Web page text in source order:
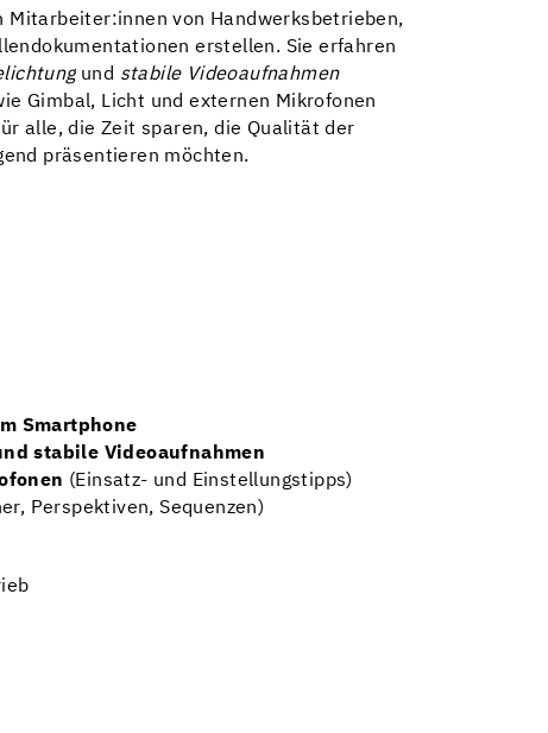
Mitarbeiter:innen von Handwerksbetrieben,
erstellen. Sie erfahren
und stabile Videoaufnahmen
Gimbal, Licht und externen Mikrofonen
alle, die Zeit sparen, die Qualität der
präsentieren möchten.
Smartphone
stabile Videoaufnahmen
(Einsatz- und Einstellungstipps)
Perspektiven, Sequenzen)